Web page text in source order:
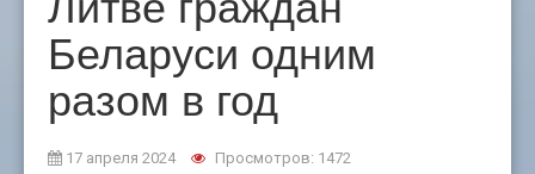
Беларуси одним
разом в год
17 апреля 2024 Просмотров: 1472